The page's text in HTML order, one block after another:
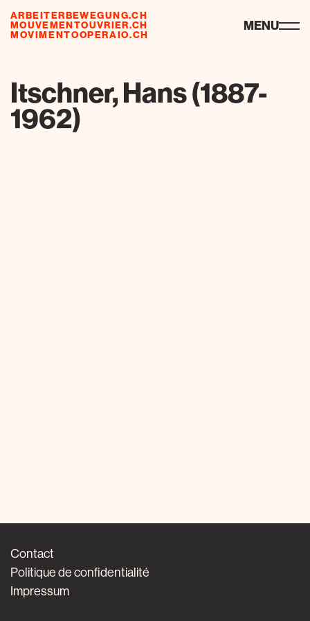
ARBEITERBEWEGUNG.CH
MOUVEMENTOUVRIER.CH
MOVIMENTOOPERAIO.CH
ressources MENU
Itschner, Hans (1887-
1962)
Contact
Politique de confidentialité
Impressum